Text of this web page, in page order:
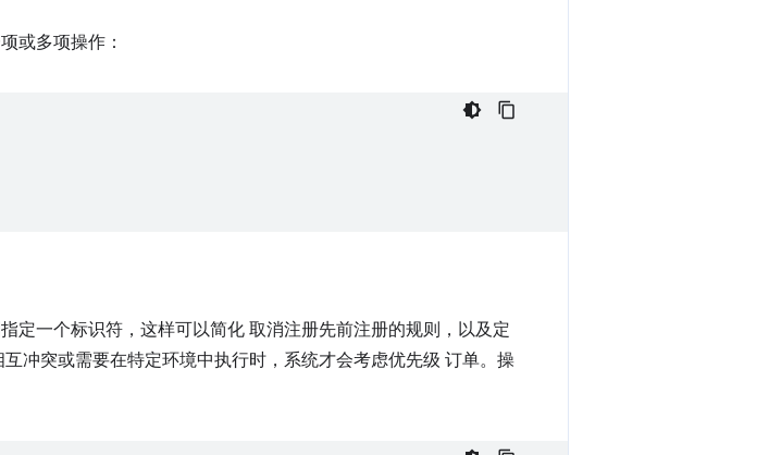
或多项操作：
定一个标识符，这样可以简化 取消注册先前注册的规则，以及定
冲突或需要在特定环境中执行时，系统才会考虑优先级 订单。操